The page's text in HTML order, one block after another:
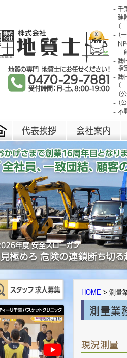
千
建
（
（
一
㈱
指
㈱
（
（
（
不
代表挨拶 会社案内
HOME > 測量
測量業
現況測量